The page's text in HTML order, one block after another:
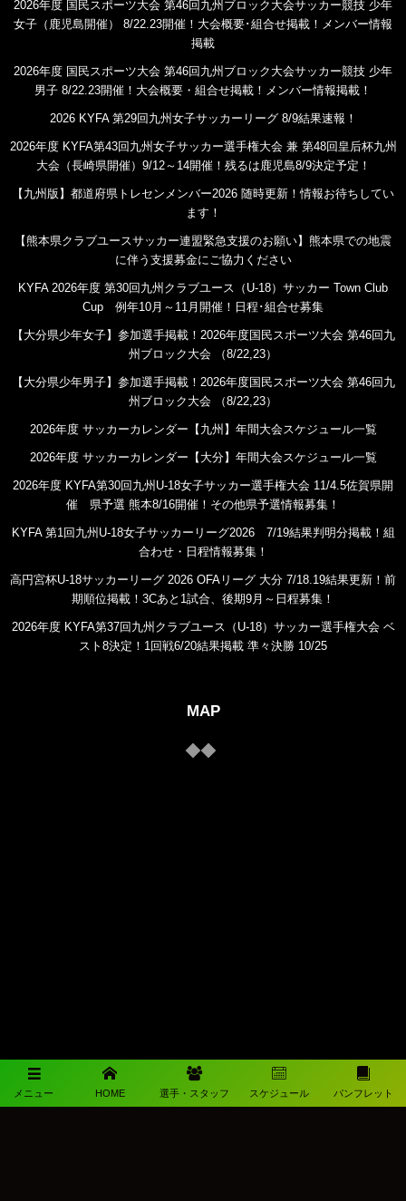
メニュー HOME 選手・スタッフ スケジュール パンフレット
2026年度 国民スポーツ大会 第46回九州ブロック大会サッカー競技 少年
女子（鹿児島開催） 8/22.23開催！大会概要･組合せ掲載！メンバー情報
掲載
2026年度 国民スポーツ大会 第46回九州ブロック大会サッカー競技 少年
男子 8/22.23開催！大会概要・組合せ掲載！メンバー情報掲載！
2026 KYFA 第29回九州女子サッカーリーグ 8/9結果速報！
2026年度 KYFA第43回九州女子サッカー選手権大会 兼 第48回皇后杯九州
大会（長崎県開催）9/12～14開催！残るは鹿児島8/9決定予定！
【九州版】都道府県トレセンメンバー2026 随時更新！情報お待ちしてい
ます！
【熊本県クラブユースサッカー連盟緊急支援のお願い】熊本県での地震
に伴う支援募金にご協力ください
KYFA 2026年度 第30回九州クラブユース（U-18）サッカー Town Club
Cup 例年10月～11月開催！日程･組合せ募集
【大分県少年女子】参加選手掲載！2026年度国民スポーツ大会 第46回九
州ブロック大会 （8/22,23）
【大分県少年男子】参加選手掲載！2026年度国民スポーツ大会 第46回九
州ブロック大会 （8/22,23）
2026年度 サッカーカレンダー【九州】年間大会スケジュール一覧
2026年度 サッカーカレンダー【大分】年間大会スケジュール一覧
2026年度 KYFA第30回九州U-18女子サッカー選手権大会 11/4.5佐賀県開
催 県予選 熊本8/16開催！その他県予選情報募集！
KYFA 第1回九州U-18女子サッカーリーグ2026 7/19結果判明分掲載！組
合わせ・日程情報募集！
高円宮杯U-18サッカーリーグ 2026 OFAリーグ 大分 7/18.19結果更新！前
期順位掲載！3Cあと1試合、後期9月～日程募集！
2026年度 KYFA第37回九州クラブユース（U-18）サッカー選手権大会 ベ
スト8決定！1回戦6/20結果掲載 準々決勝 10/25
MAP